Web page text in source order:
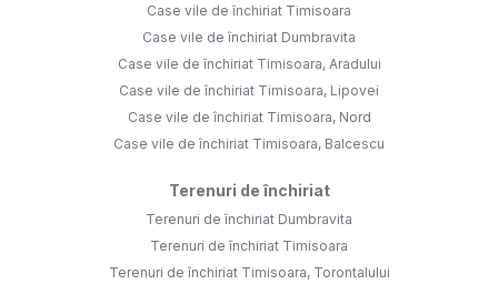
Case vile de închiriat Timisoara
Case vile de închiriat Dumbravita
Case vile de închiriat Timisoara, Aradului
Case vile de închiriat Timisoara, Lipovei
Case vile de închiriat Timisoara, Nord
Case vile de închiriat Timisoara, Balcescu
Terenuri de închiriat
Terenuri de închiriat Dumbravita
Terenuri de închiriat Timisoara
Terenuri de închiriat Timisoara, Torontalului